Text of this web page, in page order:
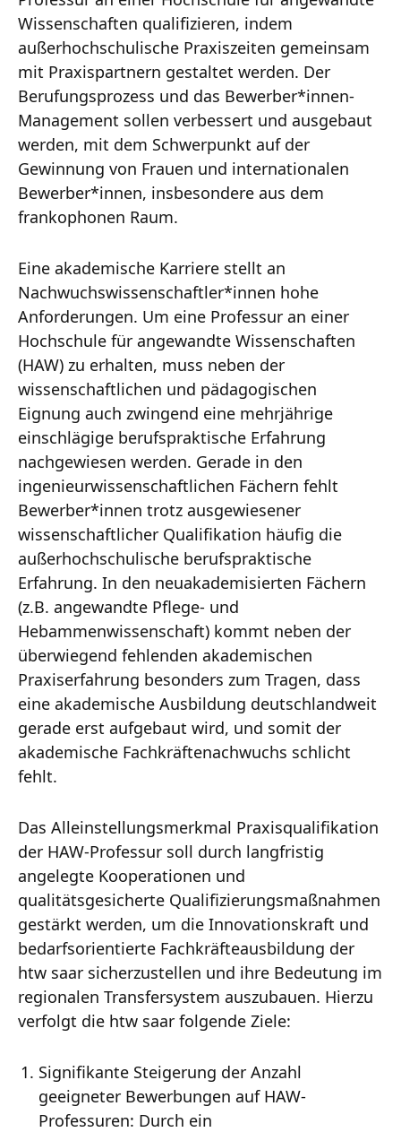
Wissenschaften qualifizieren, indem
außerhochschulische Praxiszeiten gemeinsam
mit Praxispartnern gestaltet werden. Der
Berufungsprozess und das Bewerber*innen-
Management sollen verbessert und ausgebaut
werden, mit dem Schwerpunkt auf der
Gewinnung von Frauen und internationalen
Bewerber*innen, insbesondere aus dem
frankophonen Raum.
Eine akademische Karriere stellt an
Nachwuchswissenschaftler*innen hohe
Anforderungen. Um eine Professur an einer
Hochschule für angewandte Wissenschaften
(HAW) zu erhalten, muss neben der
wissenschaftlichen und pädagogischen
Eignung auch zwingend eine mehrjährige
einschlägige berufspraktische Erfahrung
nachgewiesen werden. Gerade in den
ingenieurwissenschaftlichen Fächern fehlt
Bewerber*innen trotz ausgewiesener
wissenschaftlicher Qualifikation häufig die
außerhochschulische berufspraktische
Erfahrung. In den neuakademisierten Fächern
(z.B. angewandte Pflege- und
Hebammenwissenschaft) kommt neben der
überwiegend fehlenden akademischen
Praxiserfahrung besonders zum Tragen, dass
eine akademische Ausbildung deutschlandweit
gerade erst aufgebaut wird, und somit der
akademische Fachkräftenachwuchs schlicht
fehlt.
Das Alleinstellungsmerkmal Praxisqualifikation
der HAW-Professur soll durch langfristig
angelegte Kooperationen und
qualitätsgesicherte Qualifizierungsmaßnahmen
gestärkt werden, um die Innovationskraft und
bedarfsorientierte Fachkräfteausbildung der
htw saar sicherzustellen und ihre Bedeutung im
regionalen Transfersystem auszubauen. Hierzu
verfolgt die htw saar folgende Ziele:
Signifikante Steigerung der Anzahl
geeigneter Bewerbungen auf HAW-
Professuren: Durch ein